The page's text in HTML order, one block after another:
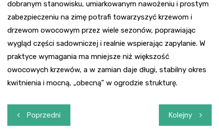
dobranym stanowisku, umiarkowanym nawożeniu i prostym
zabezpieczeniu na zimę potrafi towarzyszyć krzewom i
drzewom owocowym przez wiele sezonów, poprawiając
wygląd części sadowniczej i realnie wspierając zapylanie. W
praktyce wymagania ma mniejsze niż większość
owocowych krzewów, a w zamian daje długi, stabilny okres
kwitnienia i mocną, „obecną” w ogrodzie strukturę.
Nawigacja
wpisu
Poprzedni Kolejny